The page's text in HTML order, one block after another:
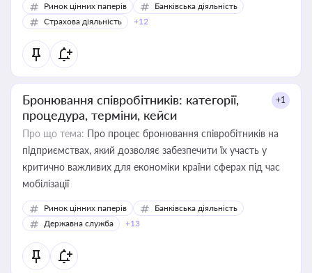
Ринок цінних паперів
Банківська діяльність
Страхова діяльність
+12
Бронювання співробітників: категорії,
процедура, терміни, кейси
+1
Про що тема: Про процес бронювання співробітників на
підприємствах, який дозволяє забезпечити їх участь у
критично важливих для економіки країни сферах під час
мобілізації
Ринок цінних паперів
Банківська діяльність
Державна служба
+13